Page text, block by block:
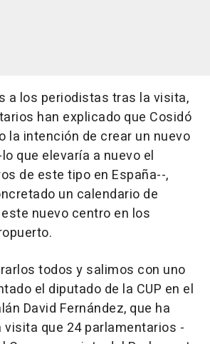
a los periodistas tras la visita,
han explicado que Cosidó
la intención de crear un nuevo
que elevaría a nuevo el
de este tipo en España--,
un calendario de
nuevo centro en los
todos y salimos con uno
el diputado de la CUP en el
David Fernández, que ha
visita que 24 parlamentarios -